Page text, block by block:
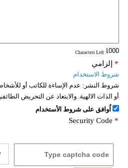
: Characters Left
إلزامي *
شروط الاستخدام
شروط النشر: عدم الإساءة للكاتب أو
أو الذات الالهية. والابتعاد عن التحريض
اُوافق على شروط الأستخدام
Security Code *